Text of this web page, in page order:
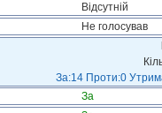
Відсутній
Не голосував
За:14 Проти:0
За